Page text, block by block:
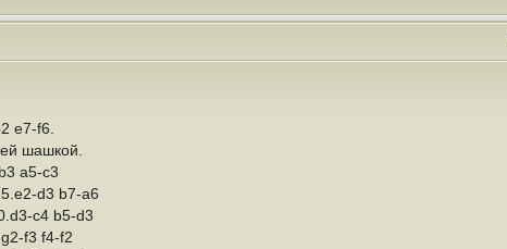
e7-f6.
шашкой.
a5-c3
d3 b7-a6
c4 b5-d3
f3 f4-f2